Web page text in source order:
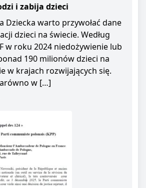
i zabija dzieci
Dziecka warto przywołać dane
dzieci na świecie. Według
w roku 2024 niedożywienie lub
190 milionów dzieci na
w krajach rozwijających się.
w […]